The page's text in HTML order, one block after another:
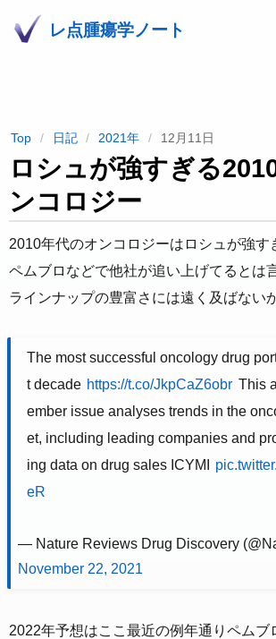
レ点腫瘍学ノート
Top 日記 2021年 12月11日
ロシュが強すぎる
ンコロジー
2010年代のオンコロジーはロシュが強す
ペムブロなどで他社が追い上げてるとは
ラインナップの豊富さには遠く及ばない
The most successful oncology drug
t decade https://t.co/JkpCaZ6obr This
ember issue analyses trends in the
et, including leading companies and
ing data on drug sales ICYMI
eR
— Nature Reviews Drug Discovery
November 22, 2021
2022年予想はここ最近の例年通りペムブ